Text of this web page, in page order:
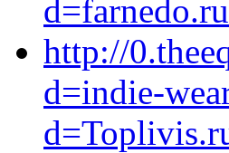
http://
d=indie-